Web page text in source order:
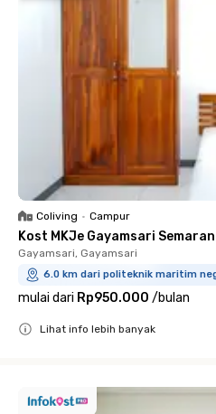
Coliving • Campur
Kost MKJe Gayamsari
Gayamsari, Gayamsari
6.0 km dari politeknik maritim
mulai dari Rp950.000 /bulan
Lihat info lebih banyak